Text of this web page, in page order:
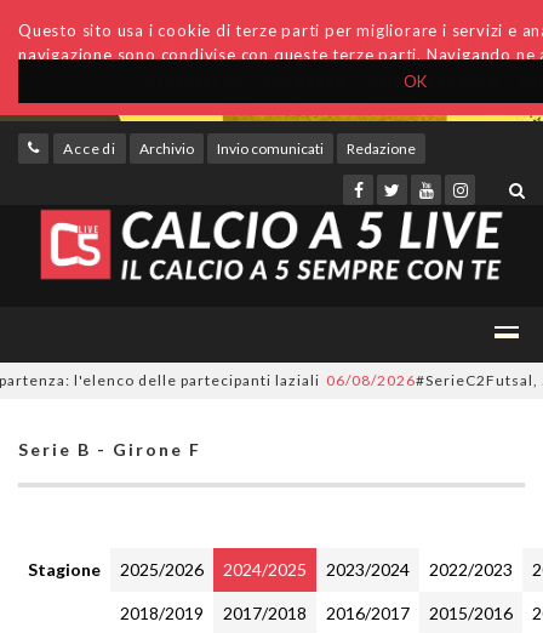
OK
Questo sito usa i cookie di terze parti per migliorare i servizi e
navigazione sono condivise con queste terze parti. Navigando
Accedi Archivio Invio comunicati Redazione
l'elenco delle partecipanti laziali 06/08/2026#SerieC2Futsal, 55
Serie B - Girone F
Stagione 2025/2026 2024/2025 2023/2024 2022/2023
2018/2019 2017/2018 2016/2017 2015/2016